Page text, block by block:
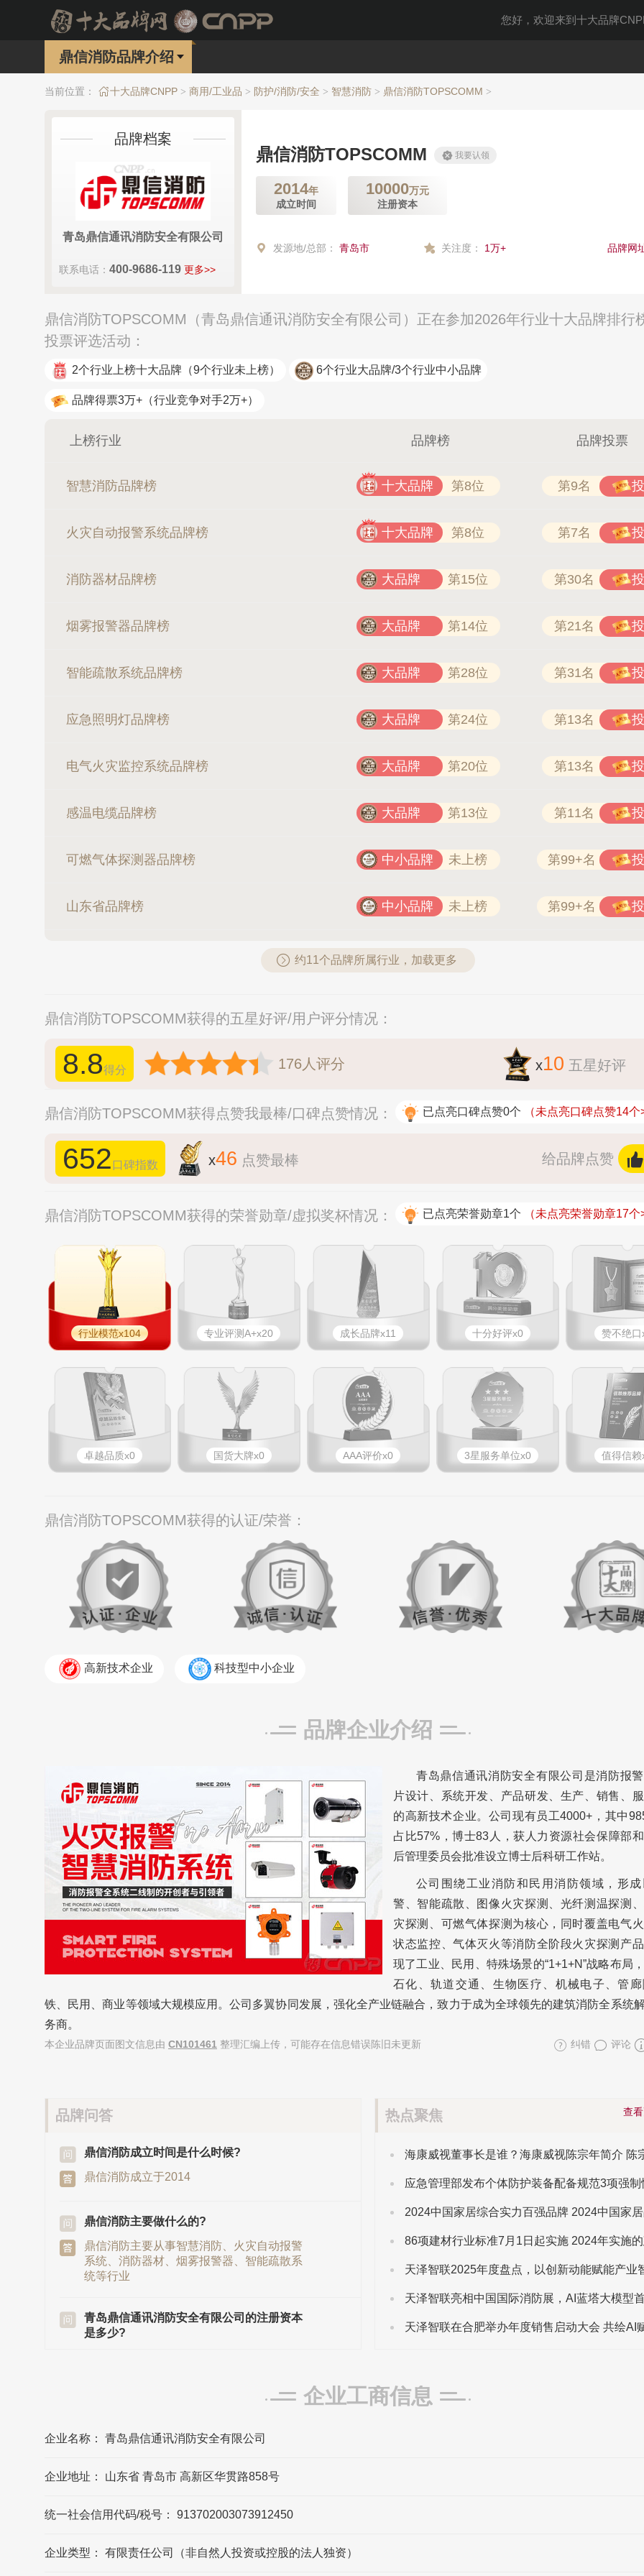
您好，欢迎来到十大品牌
鼎信消防品牌介绍
当前位置： 十大品牌CNPP > 商用/工业品 > 防护/消防/安全 > 智慧消防 > 鼎信消防TOPSCOMM >
品牌档案
青岛鼎信通讯消防安全有限公司
联系电话： 400-9686-119 更多>>
鼎信消防TOPSCOMM 我要认领
2014年
成立时间
10000万元
注册资本
发源地/总部： 青岛市 关注度： 1万+ 品牌网
鼎信消防TOPSCOMM（青岛鼎信通讯消防安全有限公司）正在参加2026年行业十大品牌排行
投票评选活动：
2个行业上榜十大品牌 （9个行业未上榜） 6个行业大品牌/3个行业中小品牌
品牌得票3万+ （行业竞争对手2万+）
上榜行业 品牌榜 品牌投票
智慧消防品牌榜 十大品牌 第8位 第9名
火灾自动报警系统品牌榜 十大品牌 第8位 第7名
消防器材品牌榜 大品牌 第15位 第30名
烟雾报警器品牌榜 大品牌 第14位 第21名
智能疏散系统品牌榜 大品牌 第28位 第31名
应急照明灯品牌榜 大品牌 第24位 第13名
电气火灾监控系统品牌榜 大品牌 第20位 第13名
感温电缆品牌榜 大品牌 第13位 第11名
可燃气体探测器品牌榜 中小品牌 未上榜 第99+名
山东省品牌榜 中小品牌 未上榜 第99+名
约11个品牌所属行业，加载更多
鼎信消防TOPSCOMM获得的五星好评/用户评分情况：
8.8得分 176人评分 x10 五星好评
鼎信消防TOPSCOMM获得点赞我最棒/口碑点赞情况： 已点亮口碑点赞0个 （未点亮口碑点赞14个
652口碑指数 x46 点赞最棒 给品牌点赞
鼎信消防TOPSCOMM获得的荣誉勋章/虚拟奖杯情况： 已点亮荣誉勋章1个 （未点亮荣誉勋章17个
行业模范x104 专业评测A+x20 成长品牌x11 十分好评x0 赞不绝口
卓越品质x0 国货大牌x0 AAA评价x0 3星服务单位x0 值得信赖
鼎信消防TOPSCOMM获得的认证/荣誉：
高新技术企业 科技型中小企业
品牌企业介绍
青岛鼎信通讯消防安全有限公司是消防报
片设计、系统开发、产品研发、生产、销售、
的高新技术企业。公司现有员工4000+，其中
占比57%，博士83人，获人力资源社会保障部
后管理委员会批准设立博士后科研工作站。
公司围绕工业消防和民用消防领域，形
警、智能疏散、图像火灾探测、光纤测温探测
灾探测、可燃气体探测为核心，同时覆盖电气
状态监控、气体灭火等消防全阶段火灾探测产
现了工业、民用、特殊场景的“1+1+N”战略布局
石化、轨道交通、生物医疗、机械电子、管
铁、民用、商业等领域大规模应用。公司多翼协同发展，强化全产业链融合，致力于成为全球领先的建筑消防全系统
务商。
本企业品牌页面图文信息由 CN101461 整理汇编上传，可能存在信息错误陈旧未更新 纠错 评论
品牌问答
鼎信消防成立时间是什么时候?
鼎信消防成立于2014
鼎信消防主要做什么的?
鼎信消防主要从事智慧消防、火灾自动报警
系统、消防器材、烟雾报警器、智能疏散系
统等行业
青岛鼎信通讯消防安全有限公司的注册资本
是多少?
鼎信消防发源地/总部在山东省青岛市
青岛鼎信通讯消防安全有限公司的法定代表
青岛鼎信通讯消防安全有限公司的法定代表
查
热点聚焦
企业工商信息
企业名称： 青岛鼎信通讯消防安全有限公司
企业地址： 山东省 青岛市 高新区华贯路858号
统一社会信用代码/税号： 913702003073912450
企业类型： 有限责任公司（非自然人投资或控股的法人独资）